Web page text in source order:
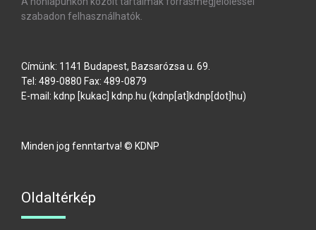
szabadon felhasználhatók.
Címünk: 1141 Budapest, Bazsarózsa u. 69.
Tel: 489-0880 Fax: 489-0879
E-mail: kdnp [kukac] kdnp hu (kdnp[at]kdnp[dot]hu)
Minden jog fenntartva! © KDNP
Oldaltérkép